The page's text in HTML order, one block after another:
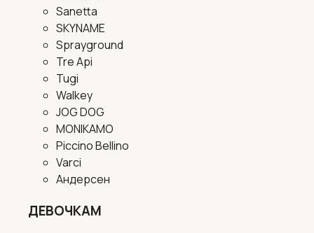
Sanetta
SKYNAME
Sprayground
Tre Api
Tugi
Walkey
JOG DOG
MONIKAMO
Piccino Bellino
Varci
Андерсен
ДЕВОЧКАМ